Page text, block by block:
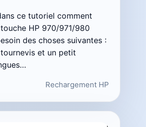
ce tutoriel comment
HP 970/971/980
des choses suivantes :
et un petit
Rechargement HP